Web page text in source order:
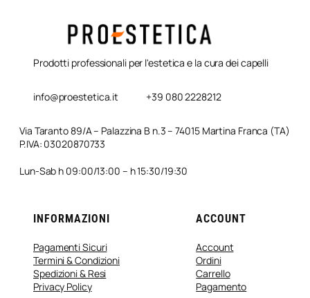
Prodotti professionali per l'estetica e la cura dei capelli
info@proestetica.it +39 080 2228212
Via Taranto 89/A – Palazzina B n.3 – 74015 Martina Franca (TA)
P.IVA: 03020870733
Lun-Sab h 09:00/13:00 – h 15:30/19:30
INFORMAZIONI
Pagamenti Sicuri
Termini & Condizioni
Spedizioni & Resi
Privacy Policy
ACCOUNT
Account
Ordini
Carrello
Pagamento